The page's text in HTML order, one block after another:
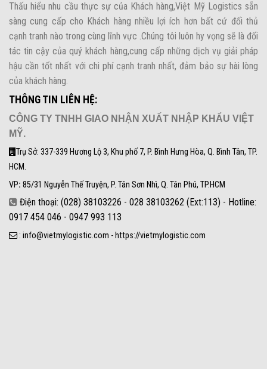
Thấu hiểu nhu cầu thực sự của Khách hàng,Việt Mỹ Logistics sẵn
sàng cung cấp cho Khách hàng nhiều lợi ích hơn bất cứ đối thủ
cạnh tranh nào trong cùng lĩnh vực .Chúng tôi luôn hy vọng sẽ là đối
tác tin cậy của quý khách hàng,cung cấp những dịch vụ giải pháp
hậu cần tốt nhất với chi phí cạnh tranh nhất, đảm bảo sự hài lòng
của khách hàng.
THÔNG TIN LIÊN HỆ:
CÔNG TY TNHH GIAO NHẬN XUẤT NHẬP KHẨU VIỆT
MỸ.
Trụ Sở: 337-339 Hương Lộ 3, Khu phố 7, P. Bình Hưng Hòa, Q. Bình Tân, TP.
HCM.
VP: 85/31 Nguyễn Thế Truyện, P. Tân Sơn Nhì, Q. Tân Phú, TP.HCM
Điện thoại: (028) 38103226 - 028 38103262 (Ext:113) - Hotline:
0917 454 046 - 0947 993 113
: info@vietmylogistic.com - https://vietmylogistic.com